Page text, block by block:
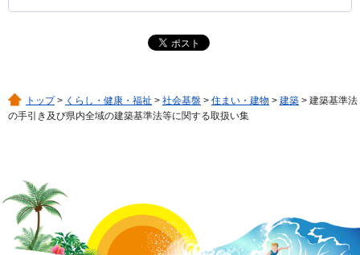
トップ> くらし・健康・福祉 > 社会基盤 > 住まい・建物 > 建築 > 建築基準法
の手引き及び県内全域の建築基準法等に関する取扱い集